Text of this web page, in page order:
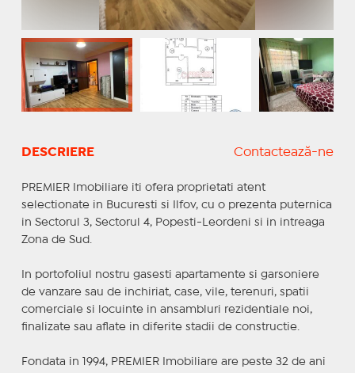
DESCRIERE Contactează-ne
PREMIER Imobiliare iti ofera proprietati atent
selectionate in Bucuresti si Ilfov, cu o prezenta puternica
in Sectorul 3, Sectorul 4, Popesti-Leordeni si in intreaga
Zona de Sud.
In portofoliul nostru gasesti apartamente si garsoniere
de vanzare sau de inchiriat, case, vile, terenuri, spatii
comerciale si locuinte in ansambluri rezidentiale noi,
finalizate sau aflate in diferite stadii de constructie.
Fondata in 1994, PREMIER Imobiliare are peste 32 de ani